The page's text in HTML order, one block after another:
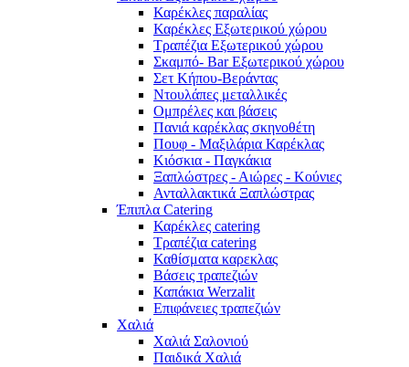
Καρέκλες παραλίας
Καρέκλες Εξωτερικού χώρου
Τραπέζια Εξωτερικού χώρου
Σκαμπό- Bar Εξωτερικού χώρου
Σετ Κήπου-Βεράντας
Ντουλάπες μεταλλικές
Ομπρέλες και βάσεις
Πανιά καρέκλας σκηνοθέτη
Πουφ - Μαξιλάρια Καρέκλας
Κιόσκια - Παγκάκια
Ξαπλώστρες - Αιώρες - Κούνιες
Ανταλλακτικά Ξαπλώστρας
Έπιπλα Catering
Καρέκλες catering
Τραπέζια catering
Καθίσματα καρεκλας
Βάσεις τραπεζιών
Καπάκια Werzalit
Επιφάνειες τραπεζιών
Χαλιά
Χαλιά Σαλονιού
Παιδικά Χαλιά